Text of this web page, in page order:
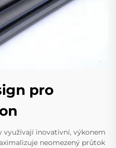
pro
využívají inovativní, výkonem
neomezený průtok